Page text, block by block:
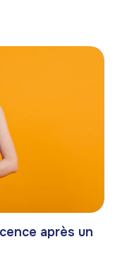
après un